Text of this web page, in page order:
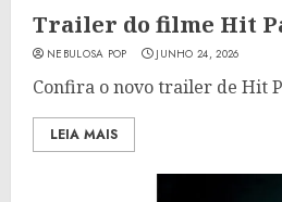
Trailer do filme Hit
NEBULOSA POP JUNHO 24, 2026
Confira o novo trailer de Hit
LEIA MAIS